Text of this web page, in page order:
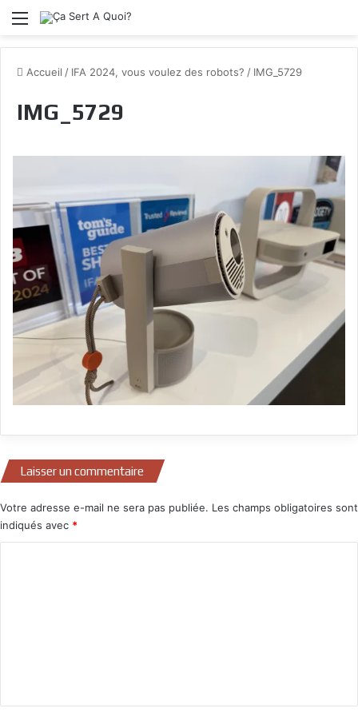
Menu
Accueil / IFA 2024, vous voulez des robots? / IMG_5729
IMG_5729
Laisser un commentaire
Votre adresse e-mail ne sera pas publiée. Les champs obligatoires sont
indiqués avec *